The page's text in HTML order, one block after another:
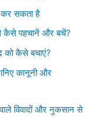
कर सकता है
कैसे पहचानें और बचें?
कैसे बचाएं?
कानूनी और
विवादों और नुकसान से